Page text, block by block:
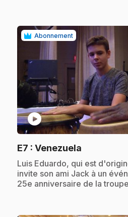
Abonnement
play_circle
E7 : Venezuela
.Luis Eduardo, qui est
invite son ami Jack à un
25e anniversaire de la